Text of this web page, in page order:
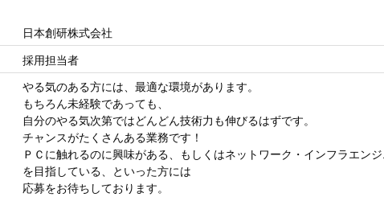
日本創研株式会社
採用担当者
やる気のある方には、最適な環境があります。
もちろん未経験であっても、
自分のやる気次第ではどんどん技術力も伸びるはずです。
チャンスがたくさんある業務です！
ＰＣに触れるのに興味がある、もしくはネットワーク・インフラエン
を目指している、といった方には
応募をお待ちしております。